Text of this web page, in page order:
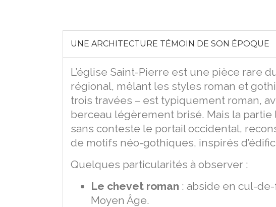
UNE ARCHITECTURE TÉMOIN DE SON ÉPOQUE
L’église Saint-Pierre est une pièce rare
régional, mêlant les styles roman et
trois travées – est typiquement roman,
berceau légèrement brisé. Mais la
sans conteste le portail occidental,
de motifs néo-gothiques, inspirés
Quelques particularités à observer :
Le chevet roman : abside en cul-
Moyen Âge.